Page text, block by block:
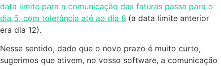
data limite para a comunicação das faturas passa para o
dia 5, com tolerância até ao dia 8 (a data limite anterior
era dia 12).
Nesse sentido, dado que o novo prazo é muito curto,
sugerimos que ativem, no vosso software, a comunicação